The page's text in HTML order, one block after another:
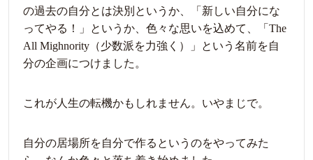
の過去の自分とは決別というか、「新しい自分にな
ってやる！」というか、色々な思いを込めて、「The
All Mighnority（少数派を力強く）」という名前を自
分の企画につけました。
これが人生の転機かもしれません。いやまじで。
自分の居場所を自分で作るというのをやってみた